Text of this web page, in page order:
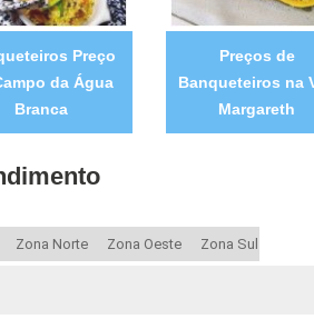
Preço
da Água
Branca
Preços de
Banqueteiros na
Margareth
Zona Norte Zona Oeste Zona Sul